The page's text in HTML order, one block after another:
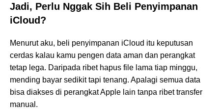
Jadi, Perlu Nggak Sih Beli Penyimpanan
iCloud?
Menurut aku, beli penyimpanan iCloud itu keputusan
cerdas kalau kamu pengen data aman dan perangkat
tetap lega. Daripada ribet hapus file lama tiap minggu,
mending bayar sedikit tapi tenang. Apalagi semua data
bisa diakses di perangkat Apple lain tanpa ribet transfer
manual.